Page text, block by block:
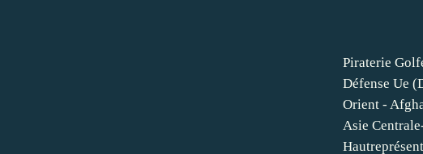
Piraterie
Défense Ue
Orient -
Asie